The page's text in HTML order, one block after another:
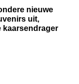
nieuwe
uit,
kaarsendrager